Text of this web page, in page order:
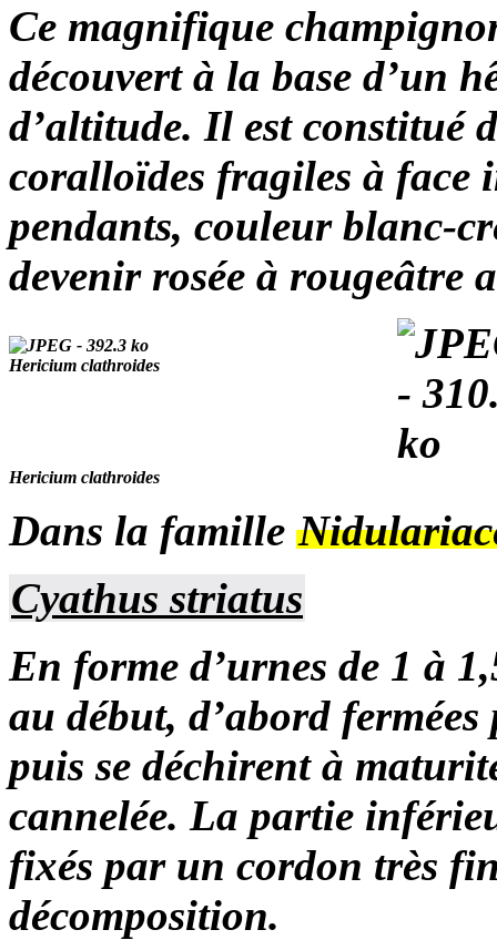
Ce magnifique
découvert à la base d’un
d’altitude. Il est constitué
coralloïdes fragiles à face
pendants, couleur blanc-
devenir rosée à rougeâtre
Hericium clathroides
Hericium clathroides
Dans la famille
Cyathus striatus
En forme d’urnes de 1 à
au début, d’abord
puis se déchirent à
cannelée. La partie
fixés par un cordon très
décomposition.